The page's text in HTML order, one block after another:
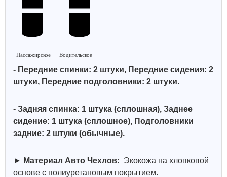
Пассажирское Водительское
- Передние спинки: 2 штуки, Передние сидения: 2
штуки, Передние подголовники: 2 штуки.
- Задняя спинка: 1 штука (сплошная), Заднее
сидение: 1 штука (сплошное), Подголовники
задние: 2 штуки (обычные).
► Материал Авто Чехлов: Экокожа на хлопковой
основе с полиуретановым покрытием.